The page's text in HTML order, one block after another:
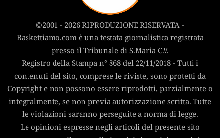
©2001 - 2026 RIPRODUZIONE RISERVATA -
Baskettiamo.com è una testata giornalistica registrata
presso il Tribunale di S.Maria C.V.
Registro della Stampa n° 868 del 22/11/2018 - Tutti i
contenuti del sito, comprese le riviste, sono protetti da
Copyright e non possono essere riprodotti, parzialmente o
integralmente, se non previa autorizzazione scritta. Tutte
le violazioni saranno perseguite a norma di legge.
Le opinioni espresse negli articoli del presente sito